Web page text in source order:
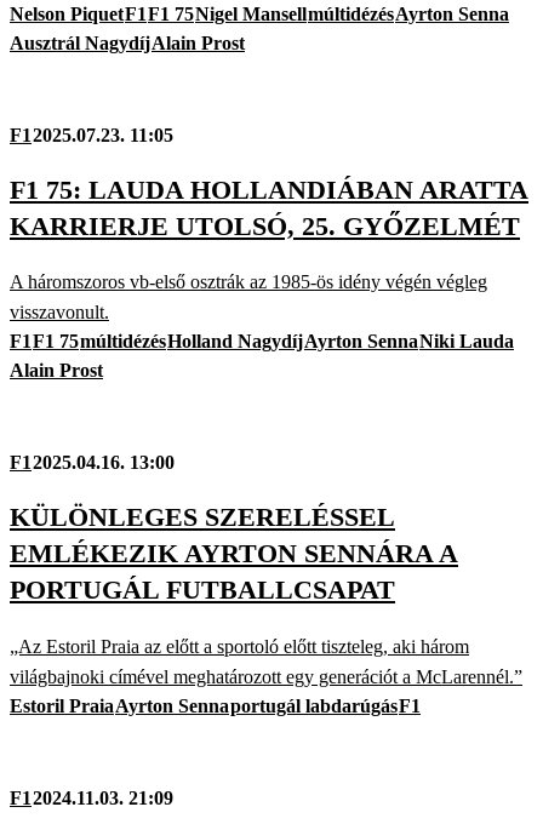
Nelson PiquetF1F1 75Nigel MansellmúltidézésAyrton Senna
Ausztrál NagydíjAlain Prost
F12025.07.23. 11:05
F1 75: LAUDA HOLLANDIÁBAN ARATTA
KARRIERJE UTOLSÓ, 25. GYŐZELMÉT
A háromszoros vb-első osztrák az 1985-ös idény végén végleg
visszavonult.
F1F1 75múltidézésHolland NagydíjAyrton SennaNiki Lauda
Alain Prost
F12025.04.16. 13:00
KÜLÖNLEGES SZERELÉSSEL
EMLÉKEZIK AYRTON SENNÁRA A
PORTUGÁL FUTBALLCSAPAT
„Az Estoril Praia az előtt a sportoló előtt tiszteleg, aki három
világbajnoki címével meghatározott egy generációt a McLarennél.”
Estoril PraiaAyrton Sennaportugál labdarúgásF1
F12024.11.03. 21:09